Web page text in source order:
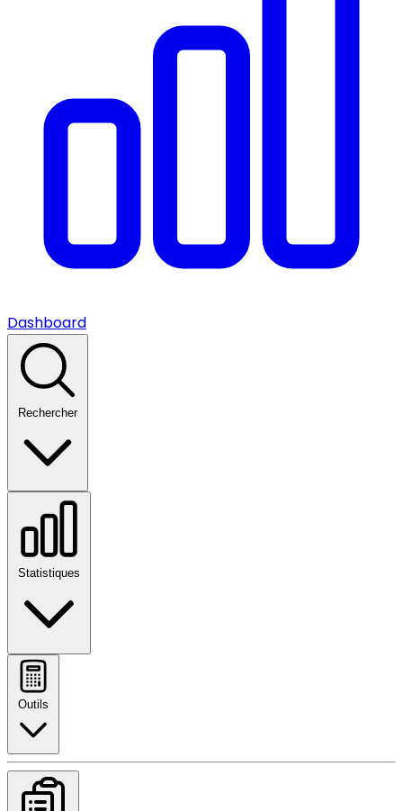
Dashboard
Rechercher
Statistiques
Outils